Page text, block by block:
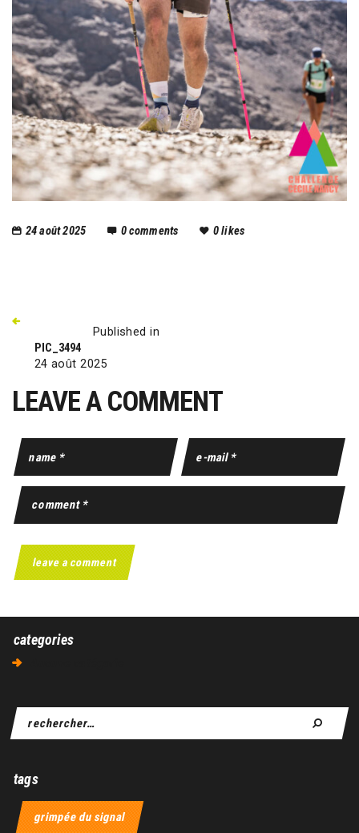
24 août 2025 0comments 0likes
Published in
PIC_3494
24 août 2025
LEAVE A COMMENT
categories
tags
grimpée du signal